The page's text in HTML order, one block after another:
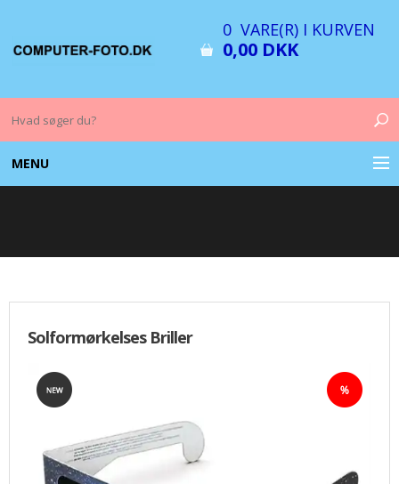
0 VARE(R) I KURVEN
0,00 DKK
MENU
MEMORY KORT
OPLADERE
TABLETS & SMARTPHONES/WATCHES
DIVERSE
Solformørkelses Briller